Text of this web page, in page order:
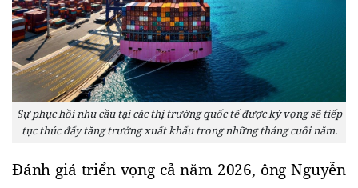
Sự phục hồi nhu cầu tại các thị trường quốc tế được kỳ vọng sẽ tiếp
tục thúc đẩy tăng trưởng xuất khẩu trong những tháng cuối năm.
Đánh giá triển vọng cả năm 2026, ông Nguyễn